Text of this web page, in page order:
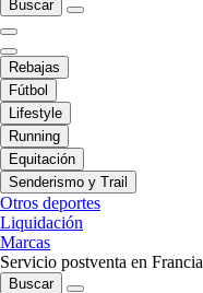
Buscar
Rebajas
Fútbol
Lifestyle
Running
Equitación
Senderismo y Trail
Otros deportes
Liquidación
Marcas
Servicio postventa en Francia
Buscar